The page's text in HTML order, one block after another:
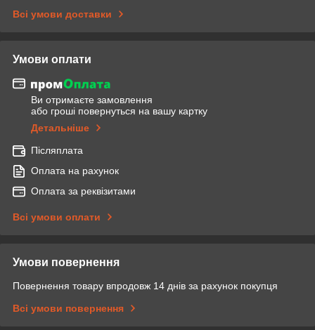
Всі умови доставки
Умови оплати
Ви отримаєте замовлення
або гроші повернуться на вашу картку
Детальніше
Післяплата
Оплата на рахунок
Оплата за реквізитами
Всі умови оплати
Умови повернення
Повернення товару впродовж 14 днів за рахунок покупця
Всі умови повернення